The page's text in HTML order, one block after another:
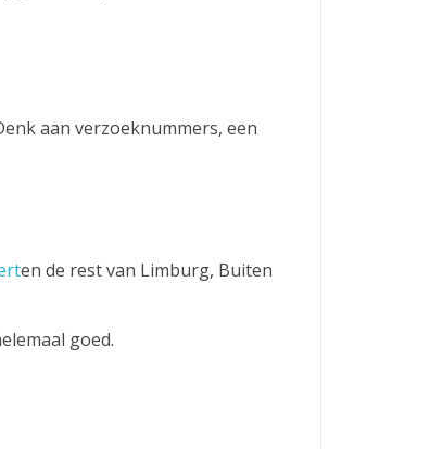
aan verzoeknummers, een
en de rest van Limburg, Buiten
goed.